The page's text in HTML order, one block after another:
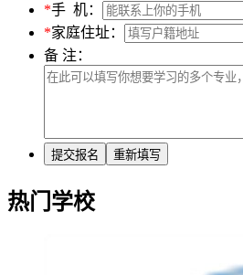
*手 机：
*家庭住址：
备 注：
热门学校